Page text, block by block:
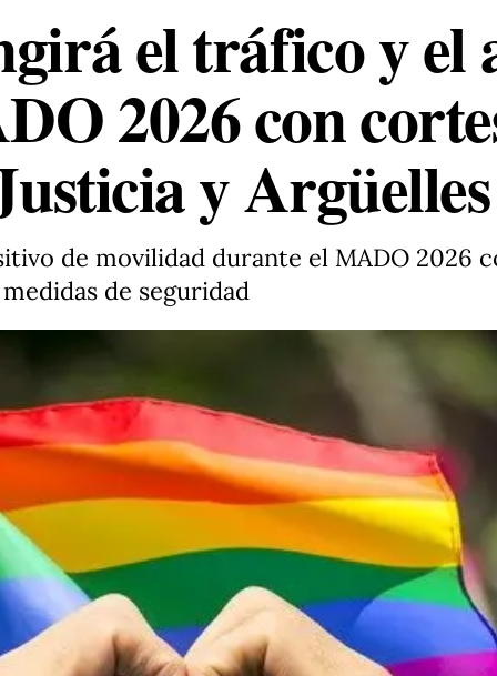
el tráfico y el
2026 con
y Argüelles
de movilidad durante el MADO 2026
de seguridad